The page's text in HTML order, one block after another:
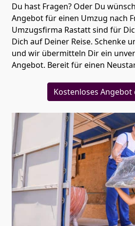
Du hast Fragen? Oder Du
Angebot für einen Umzug nach
Umzugsfirma Rastattsind für
Dich auf Deiner Reise. Schenke
und wir übermitteln Dir ein
Angebot. Bereit für einen
Kostenloses Angebot